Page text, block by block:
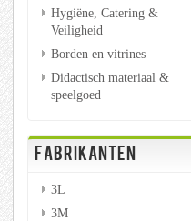
Hygiëne, Catering &
Veiligheid
Borden en vitrines
Didactisch materiaal &
speelgoed
FABRIKANTEN
3L
3M